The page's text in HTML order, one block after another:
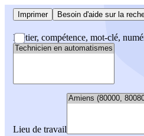
Imprimer Besoin d'aide sur la
Métier, compétence, mot-clé,
Lieu de travail